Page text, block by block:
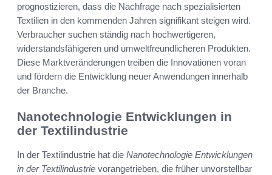
prognostizieren, dass die Nachfrage nach spezialisierten
Textilien in den kommenden Jahren signifikant steigen wird.
Verbraucher suchen ständig nach hochwertigeren,
widerstandsfähigeren und umweltfreundlicheren Produkten.
Diese Marktveränderungen treiben die Innovationen voran
und fördern die Entwicklung neuer Anwendungen innerhalb
der Branche.
Nanotechnologie Entwicklungen in
der Textilindustrie
In der Textilindustrie hat die Nanotechnologie Entwicklungen
in der Textilindustrie vorangetrieben, die früher unvorstellbar